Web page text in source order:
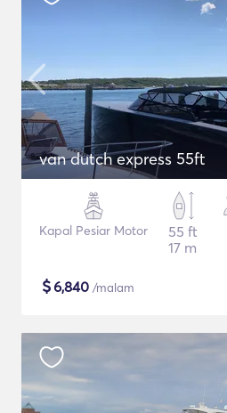
van dutch express 55ft
Kapal Pesiar Motor
55 ft
17 m
$6,840 /malam